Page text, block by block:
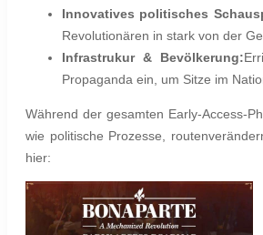
Innovatives politisches
Revolutionären in stark von der
Infrastrukur & Bevölkerung:
Propaganda ein, um Sitze im
Während der gesamten Early-Access-
wie politische Prozesse,
hier: